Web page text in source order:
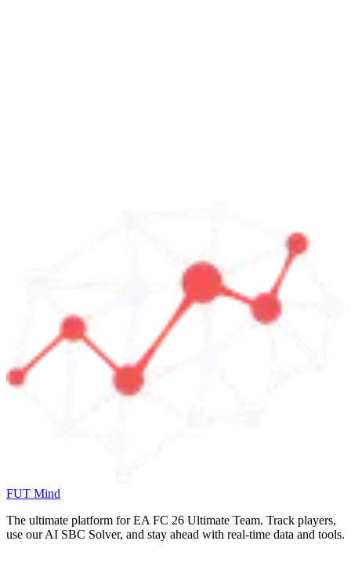
FUT Mind
The ultimate platform for EA FC 26 Ultimate Team. Track players,
use our AI SBC Solver, and stay ahead with real-time data and tools.